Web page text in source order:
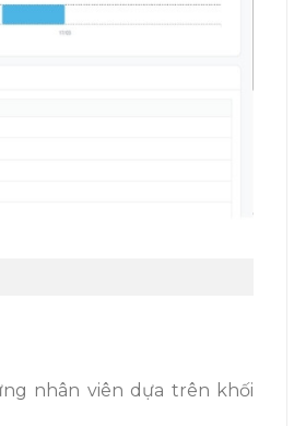
nhân viên dựa trên khối